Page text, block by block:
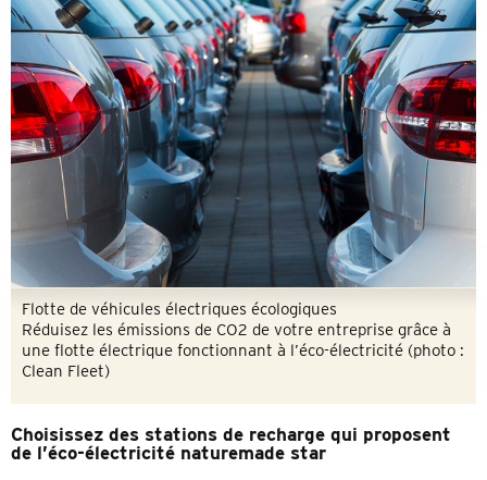
Flotte de véhicules électriques écologiques
Réduisez les émissions de CO2 de votre entreprise grâce à
une flotte électrique fonctionnant à l’éco-électricité (photo :
Clean Fleet)
Choisissez des stations de recharge qui proposent
de l’éco-électricité naturemade star